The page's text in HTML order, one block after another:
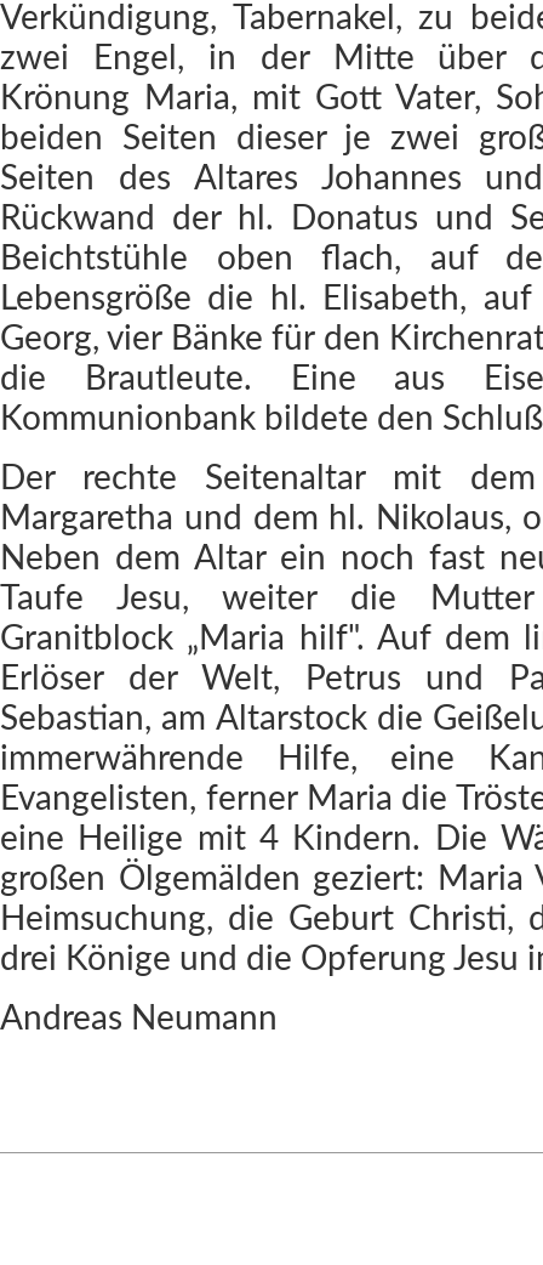
Verkündigung, Tabernakel, zu
zwei Engel, in der Mitte über
Krönung Maria, mit Gott Vater,
beiden Seiten dieser je zwei
Seiten des Altares Johannes
Rückwand der hl. Donatus und
Beichtstühle oben flach, auf
Lebensgröße die hl. Elisabeth,
Georg, vier Bänke für den
die Brautleute. Eine aus
Kommunionbank bildete den
Der rechte Seitenaltar mit
Margaretha und dem hl. Nikolaus,
Neben dem Altar ein noch fast
Taufe Jesu, weiter die
Granitblock „Maria hilf". Auf dem
Erlöser der Welt, Petrus und
Sebastian, am Altarstock die
immerwährende Hilfe, eine
Evangelisten, ferner Maria die
eine Heilige mit 4 Kindern. Die
großen Ölgemälden geziert: Maria
Heimsuchung, die Geburt Christi,
drei Könige und die Opferung Jesu
Andreas Neumann